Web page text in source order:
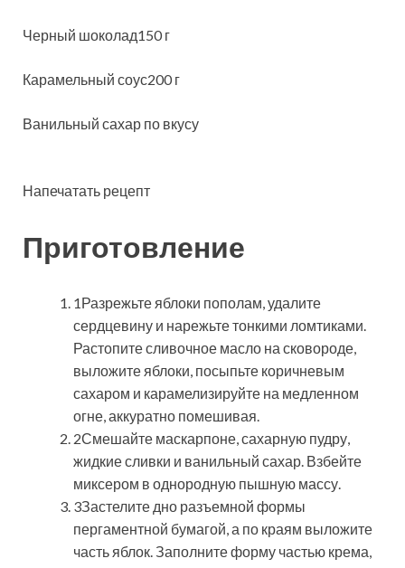
Черный шоколад150 г
Карамельный соус200 г
Ванильный сахар по вкусу
Напечатать рецепт
Приготовление
1Разрежьте яблоки пополам, удалите
сердцевину и нарежьте тонкими ломтиками.
Растопите сливочное масло на сковороде,
выложите яблоки, посыпьте коричневым
сахаром и карамелизируйте на медленном
огне, аккуратно помешивая.
2Смешайте маскарпоне, сахарную пудру,
жидкие сливки и ванильный сахар. Взбейте
миксером в однородную пышную массу.
3Застелите дно разъемной формы
пергаментной бумагой, а по краям выложите
часть яблок. Заполните форму частью крема,